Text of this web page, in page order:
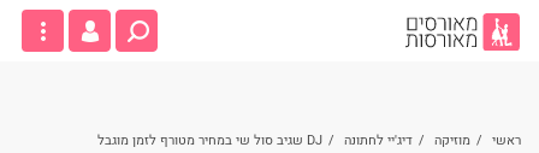
ראשי / מוזיקה / דיג'יי לחתונה / DJ שגיב סול שי במחיר מטורף לזמן מוגבל